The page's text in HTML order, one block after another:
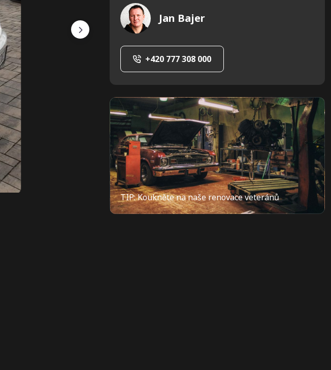
Jan Bajer
+420 777 308 000
TIP: Koukněte na naše renovace veteránů